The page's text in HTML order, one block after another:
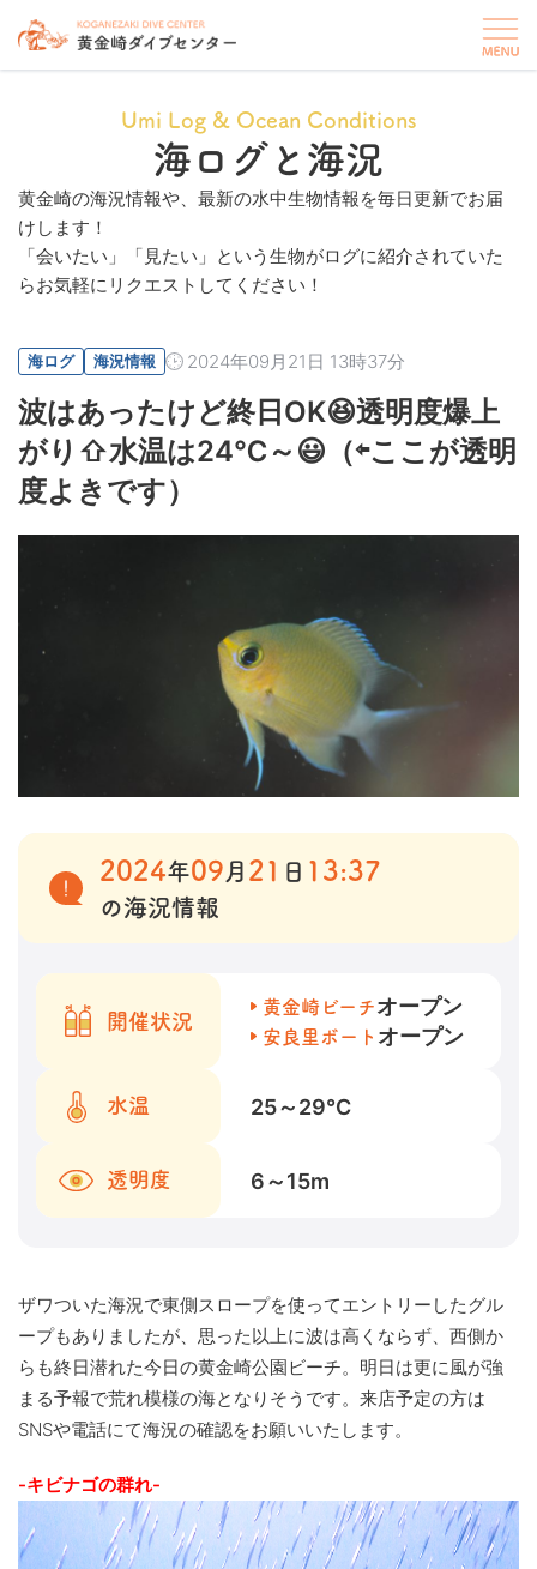
Umi Log & Ocean Conditions
海ログと海況
黄金崎の海況情報や、最新の水中生物情報を毎日更新でお届
けします！
「会いたい」「見たい」という生物がログに紹介されていた
らお気軽にリクエストしてください！
海ログ 海況情報 2024年09月21日 13時37分
波はあったけど終日OK😆透明度爆上
がり⇧水温は24℃～😃（⇦ここが透明
度よきです）
2024年09 月 21 日 13:37
の海況情報
開催状況
黄金崎ビーチオープン
安良里ボート オープン
水温 25～29℃
透明度 6～15m
ザワついた海況で東側スロープを使ってエントリーしたグル
ープもありましたが、思った以上に波は高くならず、西側か
らも終日潜れた今日の黄金崎公園ビーチ。明日は更に風が強
まる予報で荒れ模様の海となりそうです。来店予定の方は
SNSや電話にて海況の確認をお願いいたします。
-キビナゴの群れ-